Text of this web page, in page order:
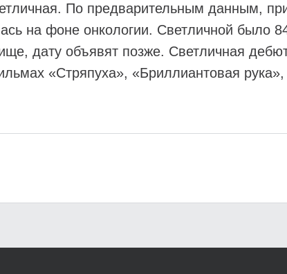
По предварительным данным,
на фоне онкологии. Светличной было
дату объявят позже. Светличная
«Стряпуха», «Бриллиантовая